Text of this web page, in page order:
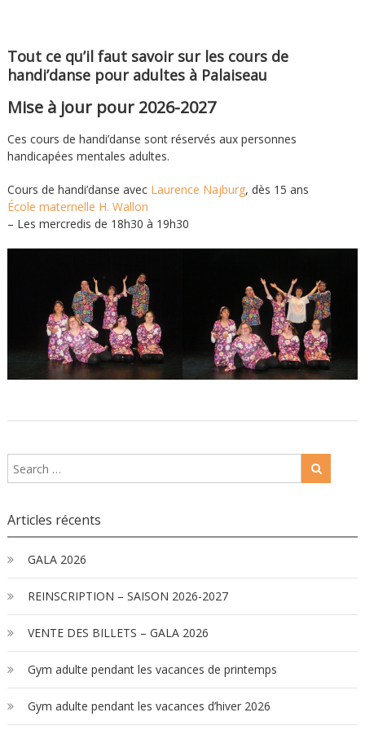
Tout ce qu’il faut savoir sur les cours de
handi’danse pour adultes à Palaiseau
Mise à jour pour 2026-2027
Ces cours de handi’danse sont réservés aux personnes
handicapées mentales adultes.
Cours de handi’danse avec Laurence Najburg, dès 15 ans
École maternelle H. Wallon
– Les mercredis de 18h30 à 19h30
Articles récents
GALA 2026
REINSCRIPTION – SAISON 2026-2027
VENTE DES BILLETS – GALA 2026
Gym adulte pendant les vacances de printemps
Gym adulte pendant les vacances d’hiver 2026